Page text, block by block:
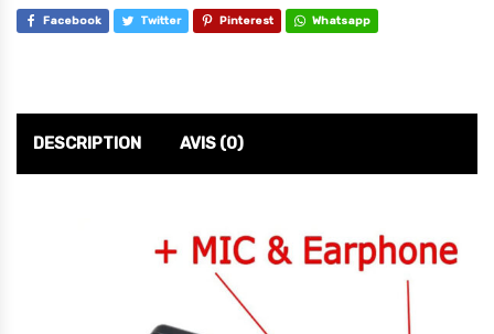
Facebook Twitter Pinterest Whatsapp
DESCRIPTION AVIS (0)